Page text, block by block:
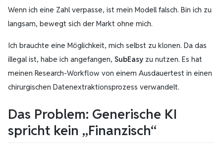
Wenn ich eine Zahl verpasse, ist mein Modell falsch. Bin ich zu
langsam, bewegt sich der Markt ohne mich.
Ich brauchte eine Möglichkeit, mich selbst zu klonen. Da das
illegal ist, habe ich angefangen, SubEasy zu nutzen. Es hat
meinen Research-Workflow von einem Ausdauertest in einen
chirurgischen Datenextraktionsprozess verwandelt.
Das Problem: Generische KI
spricht kein „Finanzisch“